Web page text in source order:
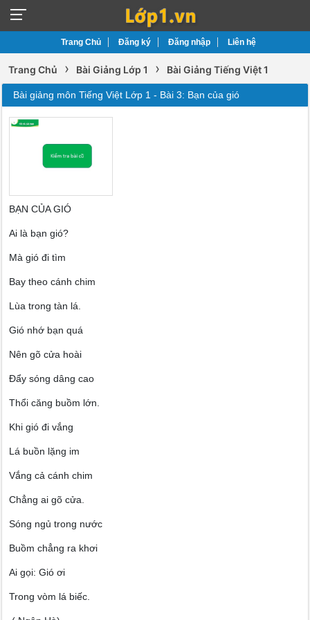
Trang Chủ Đăng ký Đăng nhập Liên hệ
Trang Chủ › Bài Giảng Lớp 1 › Bài Giảng Tiếng Việt 1
Bài giảng môn Tiếng Việt Lớp 1 - Bài 3: Bạn của gió
BẠN CỦA GIÓ
Ai là bạn gió?
Mà gió đi tìm
Bay theo cánh chim
Lùa trong tàn lá.
Gió nhớ bạn quá
Nên gõ cửa hoài
Đẩy sóng dâng cao
Thổi căng buồm lớn.
Khi gió đi vắng
Lá buồn lặng im
Vắng cả cánh chim
Chẳng ai gõ cửa.
Sóng ngủ trong nước
Buồm chẳng ra khơi
Ai gọi: Gió ơi
Trong vòm lá biếc.